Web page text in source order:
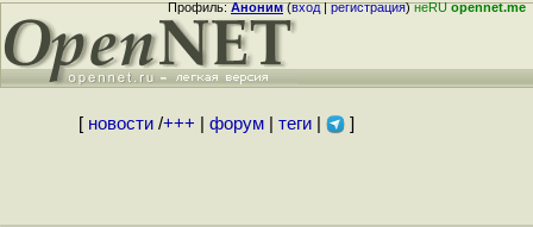
Профиль:Аноним(вход|регистрация)неRUopennet.me
[ новости/+++ форум| теги| ]